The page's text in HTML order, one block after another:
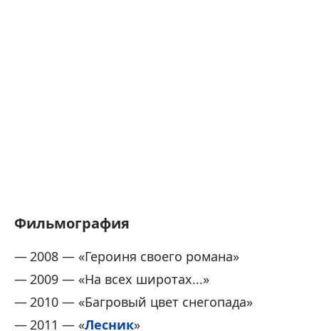
Фильмография
2008 — «Героиня своего романа»
2009 — «На всех широтах...»
2010 — «Багровый цвет снегопада»
2011 — «Лесник»